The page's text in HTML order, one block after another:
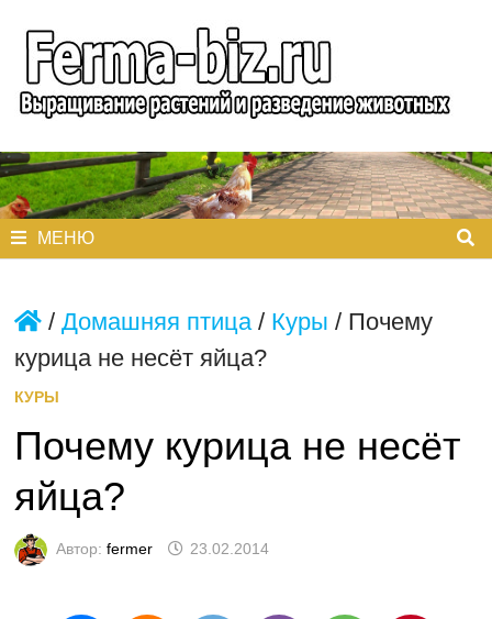
содержимому
МЕНЮ
/ Домашняя птица/ Куры / Почему
курица не несёт яйца?
КУРЫ
Почему курица не несёт
яйца?
Автор: fermer 23.02.2014